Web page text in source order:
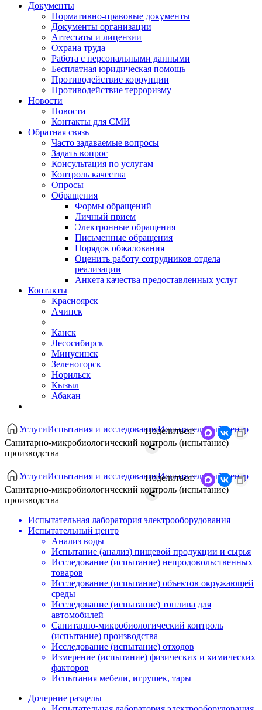
Документы
Нормативно-правовые документы
Документы организации
Аттестаты и лицензии
Охрана труда
Работа с персональными данными
Бесплатная юридическая помощь
Противодействие коррупции
Противодействие терроризму
Новости
Новости
Контакты для СМИ
Обратная связь
Часто задаваемые вопросы
Задать вопрос
Консультация по услугам
Контроль качества
Опросы
Обращения
Формы обращений
Личный прием
Электронные обращения
Письменные обращения
Порядок обжалования
Оценить работу сотрудников отдела
реализации
Анкета качества предоставленных услуг
Контакты
Красноярск
Ачинск
Канск
Лесосибирск
Минусинск
Зеленогорск
Норильск
Кызыл
Абакан
УслугиИспытания и исследованияИспытательный центр
Санитарно-микробиологический контроль (испытание)
производства
Поделиться:
УслугиИспытания и исследованияИспытательный центр
Санитарно-микробиологический контроль (испытание)
производства
Поделиться:
Испытательная лаборатория электрооборудования
Испытательный центр
Анализ воды
Испытание (анализ) пищевой продукции и сырья
Исследование (испытание) непродовольственных
товаров
Исследование (испытание) объектов окружающей
среды
Исследование (испытание) топлива для
автомобилей
Санитарно-микробиологический контроль
(испытание) производства
Исследование (испытание) отходов
Измерение (испытание) физических и химических
факторов
Испытания мебели, игрушек, тары
Дочерние разделы